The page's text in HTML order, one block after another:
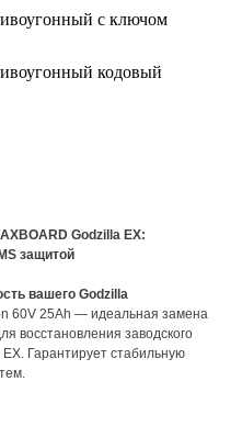
с ключом
кодовый
Godzilla EX:
защитой
вашего Godzilla
60V 25Ah — идеальная замена
восстановления заводского
Гарантирует стабильную